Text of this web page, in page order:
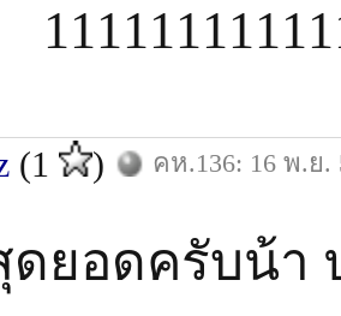
(1 ) คห.136: 16 พ.ย.
ดยอดครับน้า